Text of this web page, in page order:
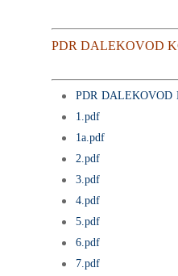
PDR DALEKOVOD
PDR DALEKOVOD
1.pdf
1a.pdf
2.pdf
3.pdf
4.pdf
5.pdf
6.pdf
7.pdf